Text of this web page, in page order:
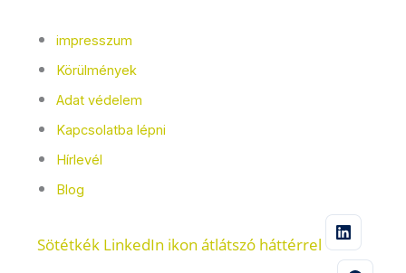
impresszum
Körülmények
Adat védelem
Kapcsolatba lépni
Hírlevél
Blog
Sötétkék LinkedIn ikon átlátszó háttérrel